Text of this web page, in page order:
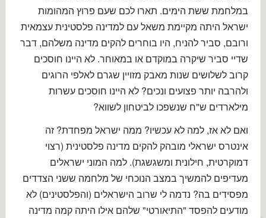
במלחמת ששת הימים. תארו לכם שעם פרוץ המהומות
ישראל היתה מקיימת משאל עם למדינה פלסטינית עצמאית
ורובם, סביר להניח, היו בוחרים להקים מדינה משלהם, דבר
שדיי סביר שיקרה במוקדם או במאוחר. לא היינו חוסכים
קרוב לשלושים שנות מאבק מזויין שגרם לאלפי הרוגים
ולהרבה יותר פצועים ונכים? לא היינו חוסכים עשרות
מילארדים ש"ח שנשפכו לביטחון לשווא?
ואם לא אז, למה לא עכשיו? ממה ישראל מפחדת? זה
אינטרס ישראלי מובהק להקים מדינה פלסטינית (רצוי
דמוקרטית, חילונית ומשגשגת). למה המוני ישראלים
מעדיפים להמשיך במצב הנוכחי של מלחמה ששני הצדדים
מפסידים בה? נדמה לי שרוב הישראלים (והפלסטינים) לא
מודעים להפסד "התיאורטי" שלהם אילו היתה קמה מדינה